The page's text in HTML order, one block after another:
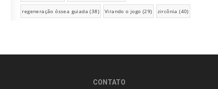
regeneração óssea guiada (38) Virando o jogo (29) zircônia (40)
CONTATO